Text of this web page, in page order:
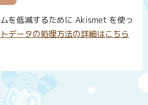
を低減するために Akismet を使っ
データの処理方法の詳細はこちら